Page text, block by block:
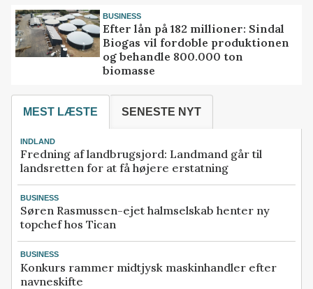
BUSINESS
Efter lån på 182 millioner: Sindal
Biogas vil fordoble produktionen
og behandle 800.000 ton
biomasse
MEST LÆSTE SENESTE NYT
INDLAND
Fredning af landbrugsjord: Landmand går til
landsretten for at få højere erstatning
BUSINESS
Søren Rasmussen-ejet halmselskab henter ny
topchef hos Tican
BUSINESS
Konkurs rammer midtjysk maskinhandler efter
navneskifte